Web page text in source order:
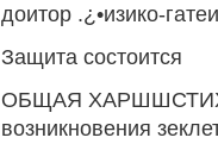
доитор .¿•изико-
Защита состоится
ОБЩАЯ
возникновения